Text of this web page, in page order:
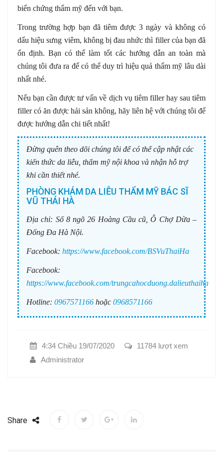
biến chứng thẩm mỹ đến với bạn.
Trong trường hợp bạn đã tiêm được 3 ngày và không có
dấu hiệu sưng viêm, không bị đau nhức thì filler của bạn đã
ổn định. Bạn có thể làm tốt các hướng dẫn an toàn mà
chúng tôi đưa ra để có thể duy trì hiệu quả thẩm mỹ lâu dài
nhất nhé.
Nếu bạn cần được tư vấn về dịch vụ tiêm filler hay sau tiêm
filler có ăn được hải sản không, hãy liên hệ với chúng tôi để
được hướng dẫn chi tiết nhất!
Đừng quên theo dõi chúng tôi để có thể cập nhật các
kiến thức da liễu, thẩm mỹ nội khoa và nhận hỗ trợ
khi cần thiết nhé.
PHÒNG KHÁM DA LIỄU THẨM MỸ BÁC SĨ
VŨ THÁI HÀ
Địa chỉ: Số 8 ngõ 26 Hoàng Cầu cũ, Ô Chợ Dừa –
Đống Đa Hà Nội.
Facebook: https://www.facebook.com/BSVuThaiHa
Facebook:
https://www.facebook.com/trungcahocduong.dalieuthaiha
Hotline: 0967571166 hoặc 0968571166
4:34 Chiều 19/07/2020
11784 lượt xem
Administrator
Share